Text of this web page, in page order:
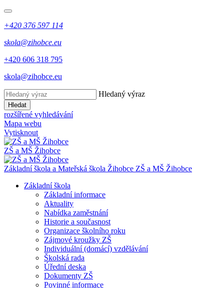
+420 376 597 114
skola@zihobce.eu
+420 606 318 795
skola@zihobce.eu
Hledaný výraz
Hledat
rozšířené vyhledávání
Mapa webu
Vytisknout
ZŠ a MŠ Žihobce
Základní škola a Mateřská škola Žihobce ZŠ a MŠ Žihobce
Základní škola
Základní informace
Aktuality
Nabídka zaměstnání
Historie a současnost
Organizace školního roku
Zájmové kroužky ZŠ
Individuální (domácí) vzdělávání
Školská rada
Úřední deska
Dokumenty ZŠ
Povinné informace